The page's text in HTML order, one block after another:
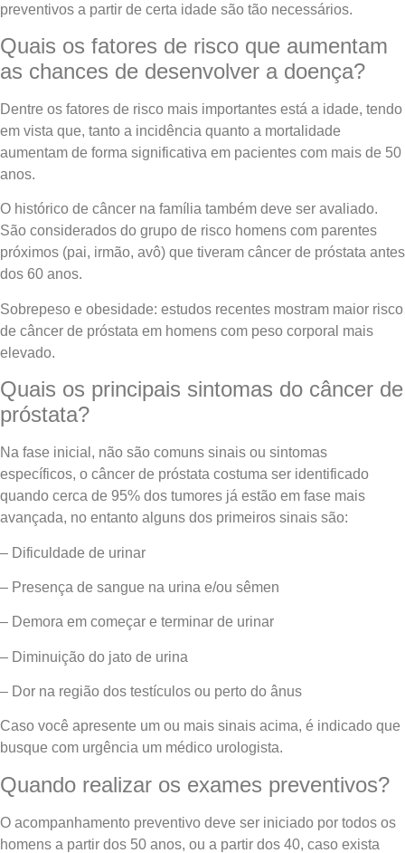
preventivos a partir de certa idade são tão necessários.
Quais os fatores de risco que aumentam
as chances de desenvolver a doença?
Dentre os fatores de risco mais importantes está a idade, tendo
em vista que, tanto a incidência quanto a mortalidade
aumentam de forma significativa em pacientes com mais de 50
anos.
O histórico de câncer na família também deve ser avaliado.
São considerados do grupo de risco homens com parentes
próximos (pai, irmão, avô) que tiveram câncer de próstata antes
dos 60 anos.
Sobrepeso e obesidade: estudos recentes mostram maior risco
de câncer de próstata em homens com peso corporal mais
elevado.
Quais os principais sintomas do câncer de
próstata?
Na fase inicial, não são comuns sinais ou sintomas
específicos, o câncer de próstata costuma ser identificado
quando cerca de 95% dos tumores já estão em fase mais
avançada, no entanto alguns dos primeiros sinais são:
– Dificuldade de urinar
– Presença de sangue na urina e/ou sêmen
– Demora em começar e terminar de urinar
– Diminuição do jato de urina
– Dor na região dos testículos ou perto do ânus
Caso você apresente um ou mais sinais acima, é indicado que
busque com urgência um médico urologista.
Quando realizar os exames preventivos?
O acompanhamento preventivo deve ser iniciado por todos os
homens a partir dos 50 anos, ou a partir dos 40, caso exista